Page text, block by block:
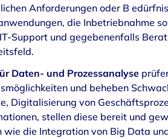
Anforderungen oder B
die Inbetriebnahme
Support und gegebenenfalls
Daten- und Prozessanalyse
und beheben
Digitalisierung von
stellen diese bereit und
wie die Integration von Big Data